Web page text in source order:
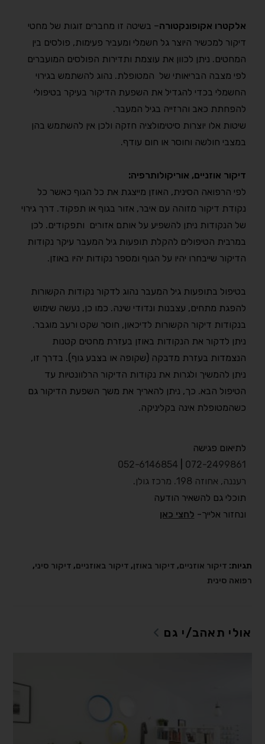
אלקטרו אקופונקטורה– בשיטה זו מחברים זוגות של מחטי
דיקור למכשיר היוצר גל חשמלי ומעביר פעימות, פולסים בין
המחטים. ניתן לכוון את עוצמת ותדירות הפולסים המועברים
לפי מצבה הבריאותי של המטופלת. נהוג להשתמש בגירוי
החשמלי בכדי להגדיל את השפעת הדיקור בעיקר בטיפולי
להפחתת כאב והרזייה בגיל המעבר.
שיטות אלו יוצרות סיטימולציה חזקה ולכן אין להשתמש בהן
במצבי חולשה וחוסר או חום עודף.
דיקור אוזניים, אוריקולותרפיה:
לפי הרפואה הסינית, האוזן מייצגת את כל הגוף כאשר כל
נקודת דיקור מזוהה עם איבר, אזור בגוף או תפקוד. דרך גירוי
של הנקודות ניתן להשפיע על אותם אזורים ותפקודים. לכן
במרבית הטיפולים להקלת תופעות גיל המעבר עיקר נקודות
הדיקור שייבחרו יהיו על הגוף ומספר נקודות יהיו באוזן.
בטיפול בתופעות גיל המעבר נהוג לדקור נקודות הקשורות
להפגת מתחים, עצבנות ונדודי שינה. כמו כן, נעשה שימוש
בנקודות דיקור הקשורות לדיכאון, חוסר שקט ורעב מוגבר.
ניתן לדקור את הנקודות באוזן בעזרת מחטים קטנות
הנצמדות בעזרת מדבקה (שקופה או בצבע גוף). בדרך זו,
ניתן להמשיך ולגרות את נקודות הדיקור הרלוונטיות עד
הטיפול הבא. כך, ניתן להאריך את משך השפעת הדיקור גם
כשהמטופלת אינה בקליניקה.
לתיאום פגישה
072-2499861
052-6146854
רעננה, אחוזה 198. מרכז גולן
.
תוכלי גם להשאיר הודעה
ונחזור אלייך- לחצי כאן
תגיות: דיקור אוזניים, דיקור באוזן, דיקור באוזניים, דיקור סיני,
רפואה סינית
אולי תאהב/י גם